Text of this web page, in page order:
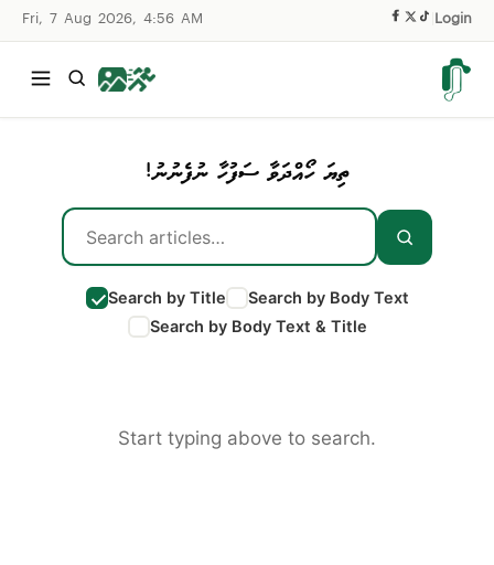
Fri, 7 Aug 2026, 4:56 AM Login
ތިޔަ ހޯއްދަވާ ސަފުހާ ނުފެނުނު!
Search by Title
Search by Body Text
Search by Body Text & Title
Start typing above to search.